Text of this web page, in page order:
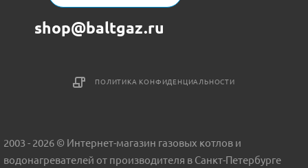
shop@baltgaz.ru
ПОЛИТИКА КОНФИДЕНЦИАЛЬНОСТИ
2003 - 2026 © Интернет-магазин газовых котлов и
водонагревателей от производителя в Санкт-Петербурге